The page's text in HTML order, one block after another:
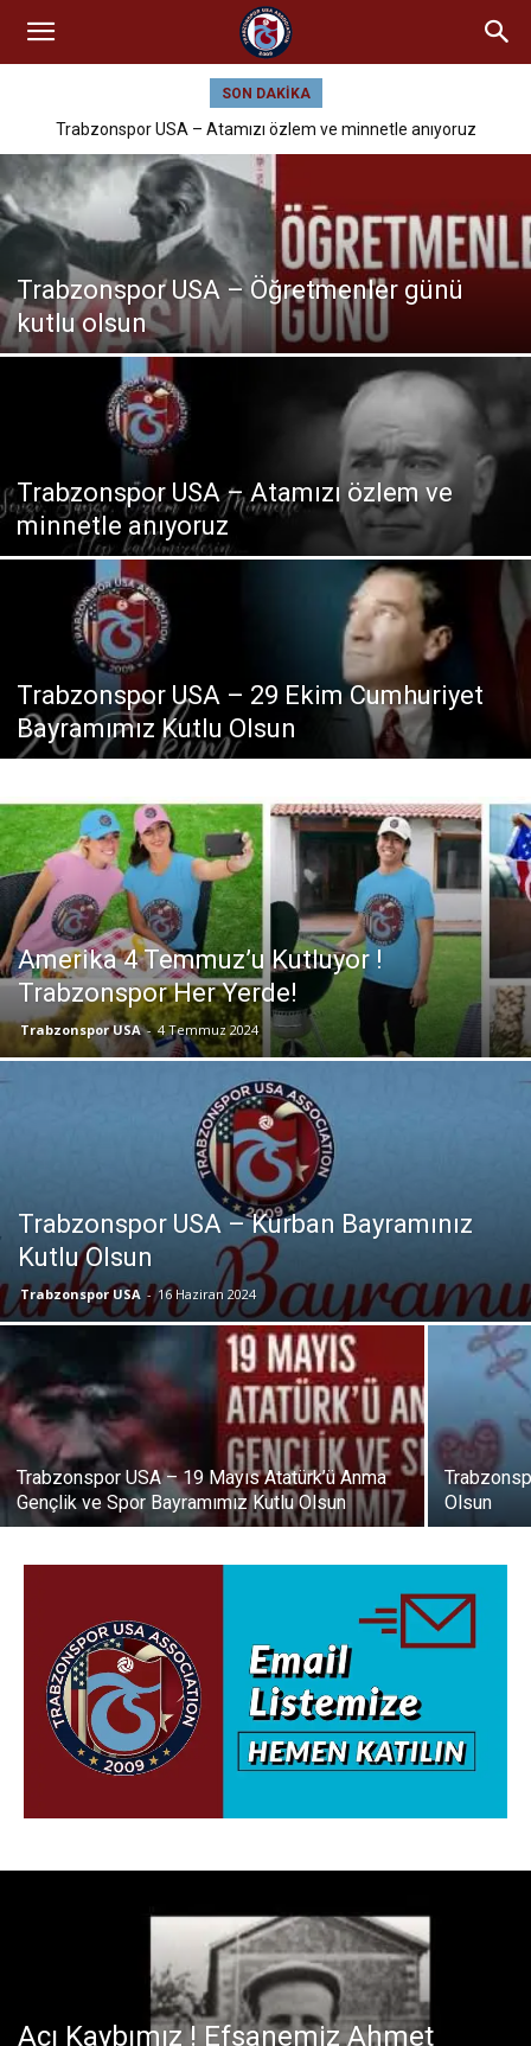
SON DAKIKA
Trabzonspor USA – Atamızı özlem ve minnetle anıyoruz
Trabzonspor USA – Öğretmenler günü
kutlu olsun
Trabzonspor USA – Atamızı özlem ve
minnetle anıyoruz
Trabzonspor USA – 29 Ekim Cumhuriyet
Bayramımız Kutlu Olsun
Amerika 4 Temmuz’u Kutluyor !
Trabzonspor Her Yerde!
Trabzonspor USA - 4 Temmuz 2024
Trabzonspor USA – Kurban Bayramınız
Kutlu Olsun
Trabzonspor USA - 16 Haziran 2024
Trabzonspor USA – 19 Mayıs Atatürk’ü Anma
Gençlik ve Spor Bayramımız Kutlu Olsun
Olsun
Acı Kaybımız ! Efsanemiz Ahmet